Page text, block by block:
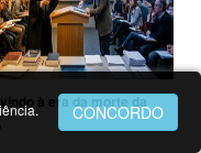
à era da morte da